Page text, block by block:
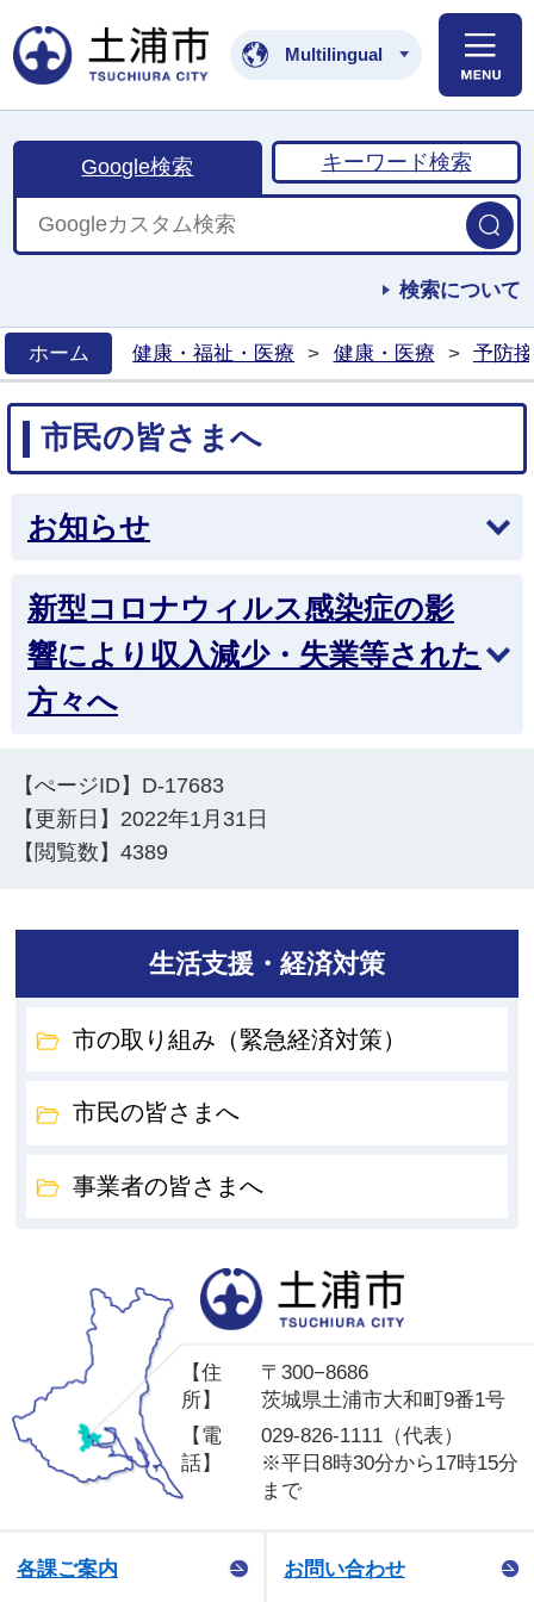
土浦市公式ホームペ
Multilingual
Google検索 キーワード検索
検索について
ホーム
健康・福祉・医療 > 健康・医療 > 予防
市民の皆さまへ
お知らせ
新型コロナウィルス感染症の影
響により収入減少・失業等された
方々へ
【ぺージID】 D-17683
【更新日】 2022年1月31日
【閲覧数】4389
生活支援・経済対策
市の取り組み（緊急経済対策）
市民の皆さまへ
事業者の皆さまへ
【住
所】
〒300−8686
茨城県土浦市大和町9番1号
【電
話】
029-826-1111（代表）
※平日8時30分から17時15分
まで
各課ご案内 お問い合わせ